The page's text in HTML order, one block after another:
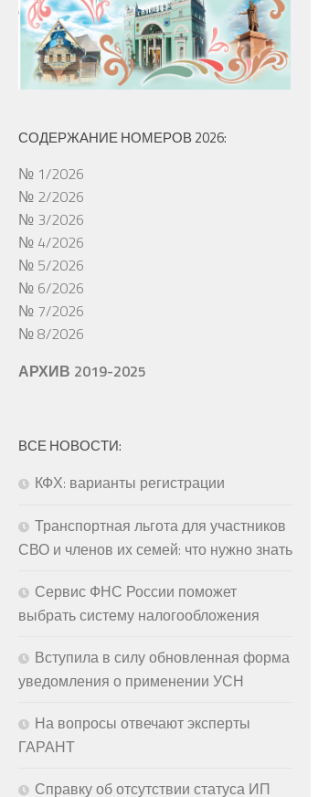
СОДЕРЖАНИЕ НОМЕРОВ 2026:
№ 1/2026
№ 2/2026
№ 3/2026
№ 4/2026
№ 5/2026
№ 6/2026
№ 7/2026
№ 8/2026
АРХИВ 2019-2025
ВСЕ НОВОСТИ:
КФХ: варианты регистрации
Транспортная льгота для участников
СВО и членов их семей: что нужно знать
Сервис ФНС России поможет
выбрать систему налогообложения
Вступила в силу обновленная форма
уведомления о применении УСН
На вопросы отвечают эксперты
ГАРАНТ
Справку об отсутствии статуса ИП